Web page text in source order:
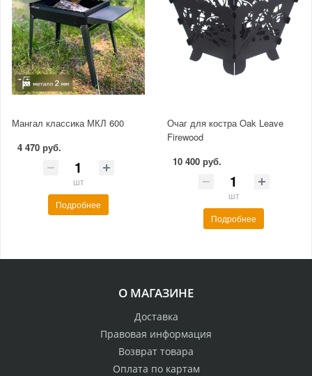
Мангал классика МКЛ 600
4 470 руб.
шт
Подробнее
Очаг для костра Oak Leave
Firewood
10 400 руб.
шт
Подробнее
О МАГАЗИНЕ
Доставка
Правовая информация
Возврат товара
Оплата по картам